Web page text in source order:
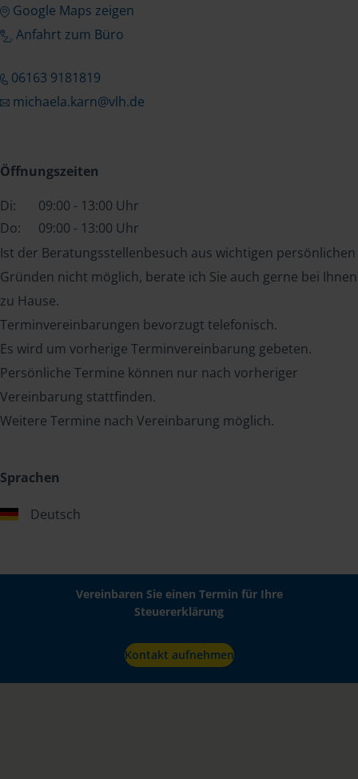
Google Maps zeigen
Anfahrt zum Büro
06163 9181819
michaela.karn@vlh.de
Öffnungszeiten
Di:
09:00 - 13:00 Uhr
Do:
09:00 - 13:00 Uhr
Ist der Beratungsstellenbesuch aus wichtigen persönlichen
Gründen nicht möglich, berate ich Sie auch gerne bei Ihnen
zu Hause.
Terminvereinbarungen bevorzugt telefonisch.
Es wird um vorherige Terminvereinbarung gebeten.
Persönliche Termine können nur nach vorheriger
Vereinbarung stattfinden.
Weitere Termine nach Vereinbarung möglich.
Sprachen
Deutsch
Vereinbaren Sie einen Termin für Ihre
Steuererklärung
Kontakt aufnehmen